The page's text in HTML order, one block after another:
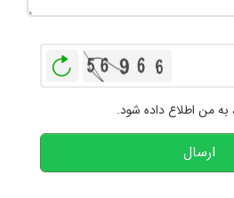
به من اطلاع داده شود.
ارسال